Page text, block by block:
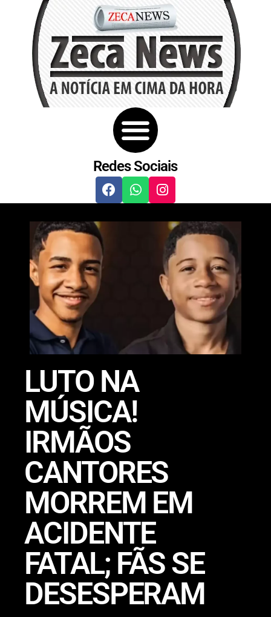
Redes Sociais
LUTO NA
MÚSICA!
IRMÃOS
CANTORES
MORREM EM
ACIDENTE
FATAL; FÃS SE
DESESPERAM